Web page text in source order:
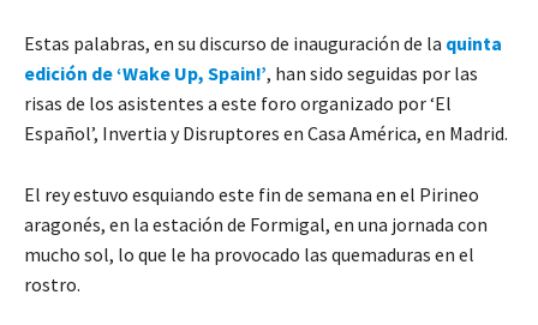
Estas palabras, en su discurso de inauguración de la quinta
edición de ‘Wake Up, Spain!’, han sido seguidas por las
risas de los asistentes a este foro organizado por ‘El
Español’, Invertia y Disruptores en Casa América, en Madrid.
El rey estuvo esquiando este fin de semana en el Pirineo
aragonés, en la estación de Formigal, en una jornada con
mucho sol, lo que le ha provocado las quemaduras en el
rostro.